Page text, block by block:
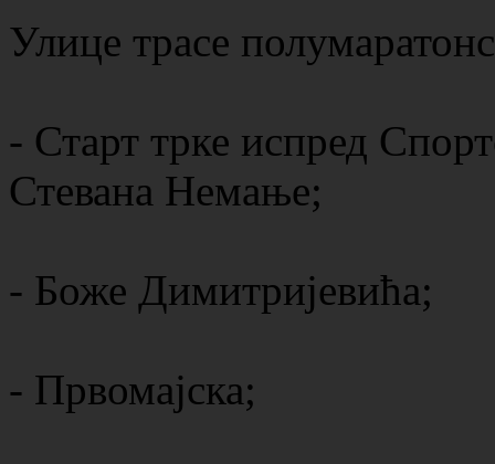
Улице трасе
- Старт трке испред
Стевана Немање;
- Боже Димитријевића;
- Првомајска;